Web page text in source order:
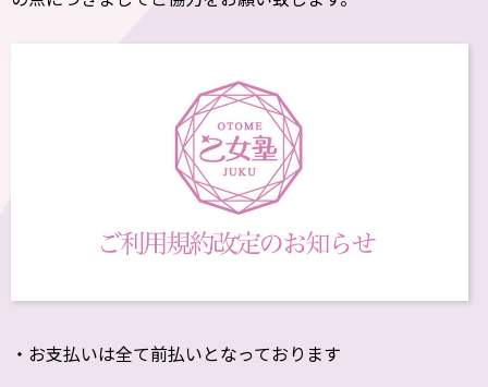
・お支払いは全て前払いとなっております